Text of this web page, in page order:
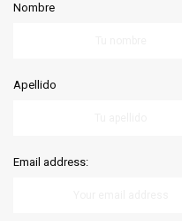
Nombre
Apellido
Email address: